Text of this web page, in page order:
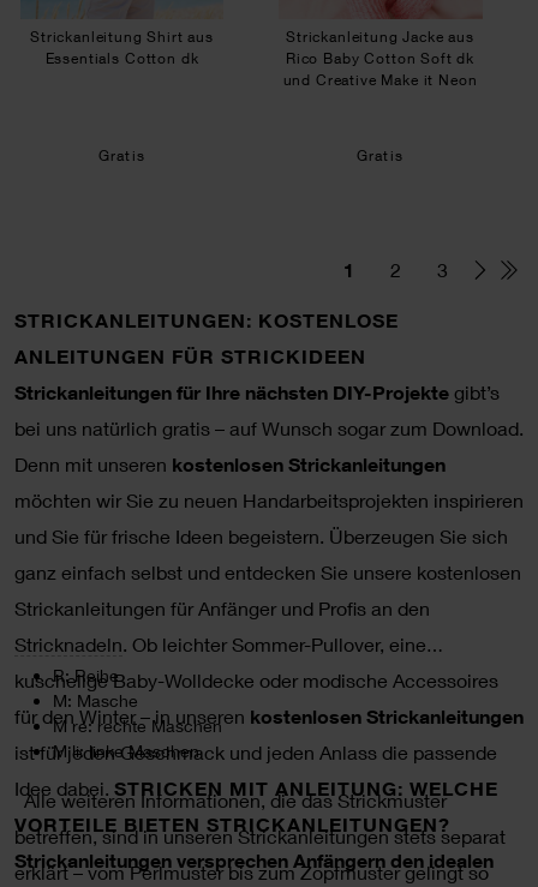
Strickanleitung Shirt aus
Essentials Cotton dk
Gratis
Strickanleitung Jacke aus
Rico Baby Cotton Soft dk
und Creative Make it Neon
Gratis
1 2 3
STRICKANLEITUNGEN: KOSTENLOSE
ANLEITUNGEN FÜR STRICKIDEEN
Strickanleitungen für Ihre nächsten DIY-Projekte gibt’s
bei uns natürlich gratis – auf Wunsch sogar zum Download.
Denn mit unseren kostenlosen Strickanleitungen
möchten wir Sie zu neuen Handarbeitsprojekten inspirieren
und Sie für frische Ideen begeistern. Überzeugen Sie sich
ganz einfach selbst und entdecken Sie unsere kostenlosen
Strickanleitungen für Anfänger und Profis an den
Stricknadeln. Ob leichter Sommer-Pullover, eine
kuschelige Baby-Wolldecke oder modische Accessoires
für den Winter – in unseren kostenlosen Strickanleitungen
ist für jeden Geschmack und jeden Anlass die passende
Idee dabei. STRICKEN MIT ANLEITUNG: WELCHE
VORTEILE BIETEN STRICKANLEITUNGEN?
Strickanleitungen versprechen Anfängern den idealen
R: Reihe
M: Masche
M re: rechte Maschen
M li: linke Maschen
Alle weiteren Informationen, die das Strickmuster
betreffen, sind in unseren Strickanleitungen stets separat
erklärt – vom Perlmuster bis zum Zopfmuster gelingt so